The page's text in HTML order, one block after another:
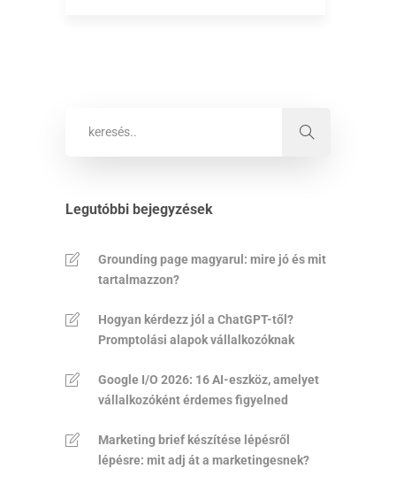
Legutóbbi bejegyzések
Grounding page magyarul: mire jó és mit
tartalmazzon?
Hogyan kérdezz jól a ChatGPT-től?
Promptolási alapok vállalkozóknak
Google I/O 2026: 16 AI-eszköz, amelyet
vállalkozóként érdemes figyelned
Marketing brief készítése lépésről
lépésre: mit adj át a marketingesnek?